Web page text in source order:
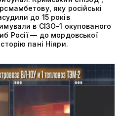
яку російські
до 15 років
в СІЗО-1 окупованого
Росії — до мордовської
пані Ніяри.